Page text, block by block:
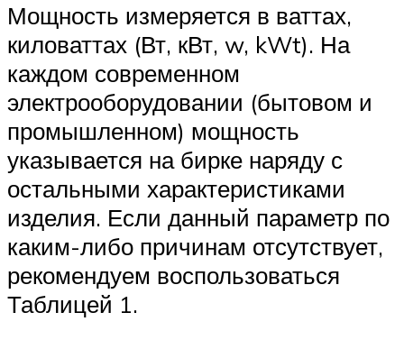
Мощность измеряется в ваттах,
киловаттах (Вт, кВт, w, kWt). На
каждом современном
электрооборудовании (бытовом и
промышленном) мощность
указывается на бирке наряду с
остальными характеристиками
изделия. Если данный параметр по
каким-либо причинам отсутствует,
рекомендуем воспользоваться
Таблицей 1.